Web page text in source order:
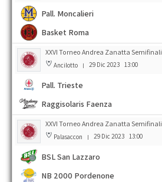
Pall. Moncalieri
Basket Roma
XXVI Torneo Andrea Zanatta Semifinali
Ancilotto | 29 Dic 2023 13:00
Pall. Trieste
Raggisolaris Faenza
XXVI Torneo Andrea Zanatta Semifinali
Palasaccon | 29 Dic 2023 13:00
BSL San Lazzaro
NB 2000 Pordenone